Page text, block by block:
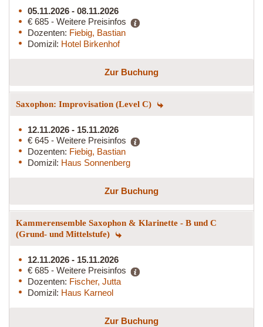
05.11.2026 - 08.11.2026
€ 685 - Weitere Preisinfos
Dozenten: Fiebig, Bastian
Domizil: Hotel Birkenhof
Zur Buchung
Saxophon: Improvisation (Level C)
12.11.2026 - 15.11.2026
€ 645 - Weitere Preisinfos
Dozenten: Fiebig, Bastian
Domizil: Haus Sonnenberg
Zur Buchung
Kammerensemble Saxophon & Klarinette - B und C
(Grund- und Mittelstufe)
12.11.2026 - 15.11.2026
€ 685 - Weitere Preisinfos
Dozenten: Fischer, Jutta
Domizil: Haus Karneol
Zur Buchung